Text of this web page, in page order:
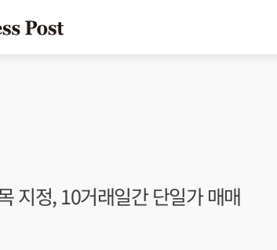
지정, 10거래일간 단일가 매매